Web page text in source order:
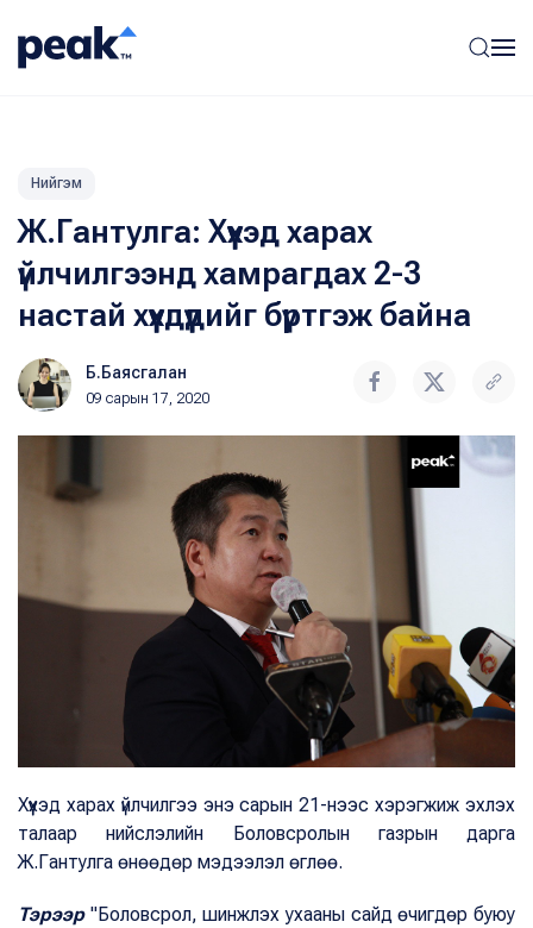
Нийгэм
Ж.Гантулга: Хүүхэд харах
үйлчилгээнд хамрагдах 2-3
настай хүүхдүүдийг бүртгэж байна
Б.Баясгалан
09 сарын 17, 2020
Хүүхэд харах үйлчилгээ энэ сарын 21-нээс хэрэгжиж эхлэх
талаар нийслэлийн Боловсролын газрын дарга
Ж.Гантулга өнөөдөр мэдээлэл өглөө.
Тэрээр"Боловсрол, шинжлэх ухааны сайд өчигдөр буюу